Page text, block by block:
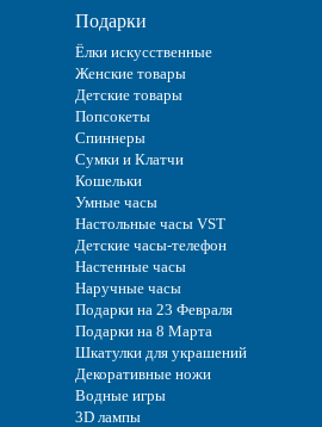
Подарки
Ёлки искусственные
Женские товары
Детские товары
Попсокеты
Спиннеры
Сумки и Клатчи
Кошельки
Умные часы
Настольные часы VST
Детские часы-телефон
Настенные часы
Наручные часы
Подарки на 23 Февраля
Подарки на 8 Марта
Шкатулки для украшений
Декоративные ножи
Водные игры
3D лампы